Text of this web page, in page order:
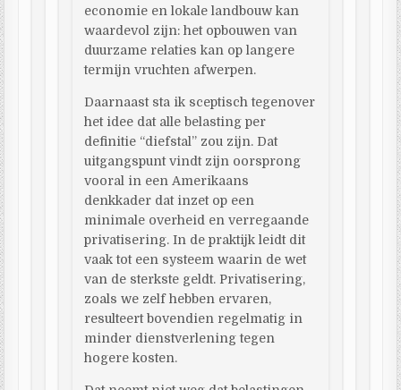
economie en lokale landbouw kan
waardevol zijn: het opbouwen van
duurzame relaties kan op langere
termijn vruchten afwerpen.
Daarnaast sta ik sceptisch tegenover
het idee dat alle belasting per
definitie “diefstal” zou zijn. Dat
uitgangspunt vindt zijn oorsprong
vooral in een Amerikaans
denkkader dat inzet op een
minimale overheid en verregaande
privatisering. In de praktijk leidt dit
vaak tot een systeem waarin de wet
van de sterkste geldt. Privatisering,
zoals we zelf hebben ervaren,
resulteert bovendien regelmatig in
minder dienstverlening tegen
hogere kosten.